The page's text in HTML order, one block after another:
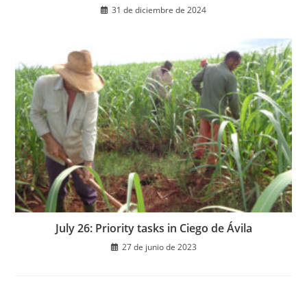
31 de diciembre de 2024
July 26: Priority tasks in Ciego de Ávila
27 de junio de 2023